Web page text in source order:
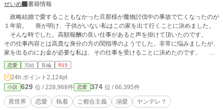
せいめ
書籍情報
政略結婚で愛することもなかった旦那様が魔物討伐中の事故で亡くなったのが
１年前。 喪が明け、子供がいない私はこの家を出て行くことに決めました。
そんな時でした。高額報酬の良い仕事があると声を掛けて頂いたのです。
その仕事内容とは高貴な身分の方の閨指導のようでした。非常に悩みましたが、
家を出るのにお金が必要な私は、その仕事を受けることに決めたのです。 閨
指導って、そんなに何度も会う必要ないですよね？しかも、指導が必要には見え
ませんでしたが…。 でも、高額な報酬なので文句は言いませんわ。 家を出
る資金を得た私は、今度こそ自由に好きなことをして生きていきたいと考えて旅
立つことに決めました。 その後、新しい生活を楽しんでいる私の所に現れた
のは……。 まずは亡くなったはずの旦那様との話から。 ご都合主
義です。 設定は緩いです。 誤字脱字申し訳ありません。 主人公の名前を
恋愛 完結 長編 R15
24h.ポイント 2,124pt
小説 629 位 / 228,968件 恋愛 374 位 / 66,395件
異世界 恋愛 執着 ご都合主義 溺愛 ヤンデレ？